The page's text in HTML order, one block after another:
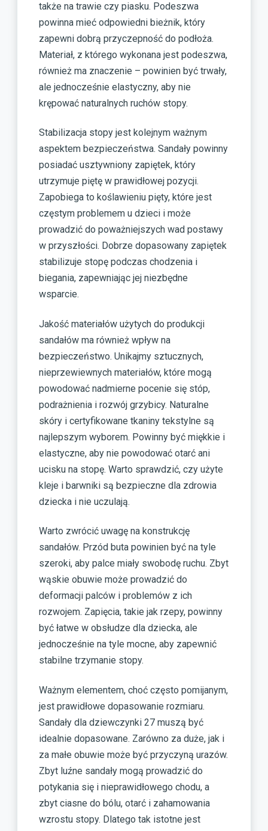
także na trawie czy piasku. Podeszwa
powinna mieć odpowiedni bieżnik, który
zapewni dobrą przyczepność do podłoża.
Materiał, z którego wykonana jest podeszwa,
również ma znaczenie – powinien być trwały,
ale jednocześnie elastyczny, aby nie
krępować naturalnych ruchów stopy.
Stabilizacja stopy jest kolejnym ważnym
aspektem bezpieczeństwa. Sandały powinny
posiadać usztywniony zapiętek, który
utrzymuje piętę w prawidłowej pozycji.
Zapobiega to koślawieniu pięty, które jest
częstym problemem u dzieci i może
prowadzić do poważniejszych wad postawy
w przyszłości. Dobrze dopasowany zapiętek
stabilizuje stopę podczas chodzenia i
biegania, zapewniając jej niezbędne
wsparcie.
Jakość materiałów użytych do produkcji
sandałów ma również wpływ na
bezpieczeństwo. Unikajmy sztucznych,
nieprzewiewnych materiałów, które mogą
powodować nadmierne pocenie się stóp,
podrażnienia i rozwój grzybicy. Naturalne
skóry i certyfikowane tkaniny tekstylne są
najlepszym wyborem. Powinny być miękkie i
elastyczne, aby nie powodować otarć ani
ucisku na stopę. Warto sprawdzić, czy użyte
kleje i barwniki są bezpieczne dla zdrowia
dziecka i nie uczulają.
Warto zwrócić uwagę na konstrukcję
sandałów. Przód buta powinien być na tyle
szeroki, aby palce miały swobodę ruchu. Zbyt
wąskie obuwie może prowadzić do
deformacji palców i problemów z ich
rozwojem. Zapięcia, takie jak rzepy, powinny
być łatwe w obsłudze dla dziecka, ale
jednocześnie na tyle mocne, aby zapewnić
stabilne trzymanie stopy.
Ważnym elementem, choć często pomijanym,
jest prawidłowe dopasowanie rozmiaru.
Sandały dla dziewczynki 27 muszą być
idealnie dopasowane. Zarówno za duże, jak i
za małe obuwie może być przyczyną urazów.
Zbyt luźne sandały mogą prowadzić do
potykania się i nieprawidłowego chodu, a
zbyt ciasne do bólu, otarć i zahamowania
wzrostu stopy. Dlatego tak istotne jest